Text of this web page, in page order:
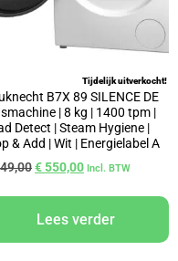
Tijdelijk uitverkocht!
B7X 89 SILENCE DE
| 8 kg | 1400 tpm |
Detect | Steam Hygiene |
& Add | Wit | Energielabel A
€550,00 Incl. BTW
Lees verder